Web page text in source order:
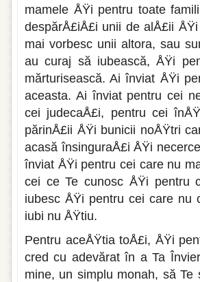
mamele ÅŸi pentru toate
despărÅ£iÅ£i unii de alÅ£ii
mai vorbesc unii alto­ra, sau
au curaj să iubească, ÅŸi
mărturisească. Ai înviat ÅŸi
aceasta. Ai înviat pentru cei
cei judecaÅ£i, pentru cei
părinÅ£ii ÅŸi bunicii noÅŸtri
acasă însinguraÅ£i ÅŸi
înviat ÅŸi pentru cei care nu
cei ce Te cunosc ÅŸi pentru
iubesc ÅŸi pentru cei care nu
iubi nu ÅŸtiu.
Pentru aceÅŸtia toÅ£i, ÅŸi
cred cu adevă­rat în a Ta
mine, un simplu monah, să Te